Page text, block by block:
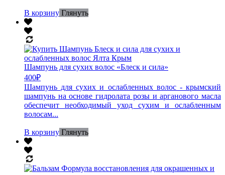
В корзину Глянуть
Шампунь для сухих волос «Блеск и сила»
400₽
Шампунь для сухих и ослабленных волос - крымский
шампунь на основе гидролата розы и арганового масла
обеспечит необходимый уход сухим и ослабленным
волосам...
В корзину Глянуть